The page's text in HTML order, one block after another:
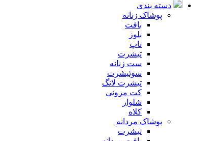
دسته بندی
پوشاک زنانه
بافت
بلوز
تاپ
تیشرت
ست زنانه
سوئیشرت
تیشرت لانگ
کت مزونی
شلوار
کلاه
پوشاک مردانه
تیشرت